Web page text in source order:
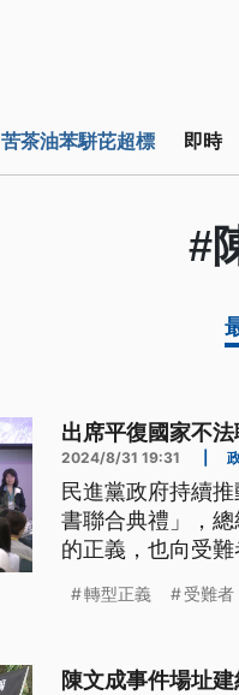
苦茶油苯駢芘超標 即時
#
出席平復國家不
2024/8/31 19:31
民進黨政府持續
書聯合典禮」，
的正義，也向受難
轉型正義 受難者
陳文成事件場址